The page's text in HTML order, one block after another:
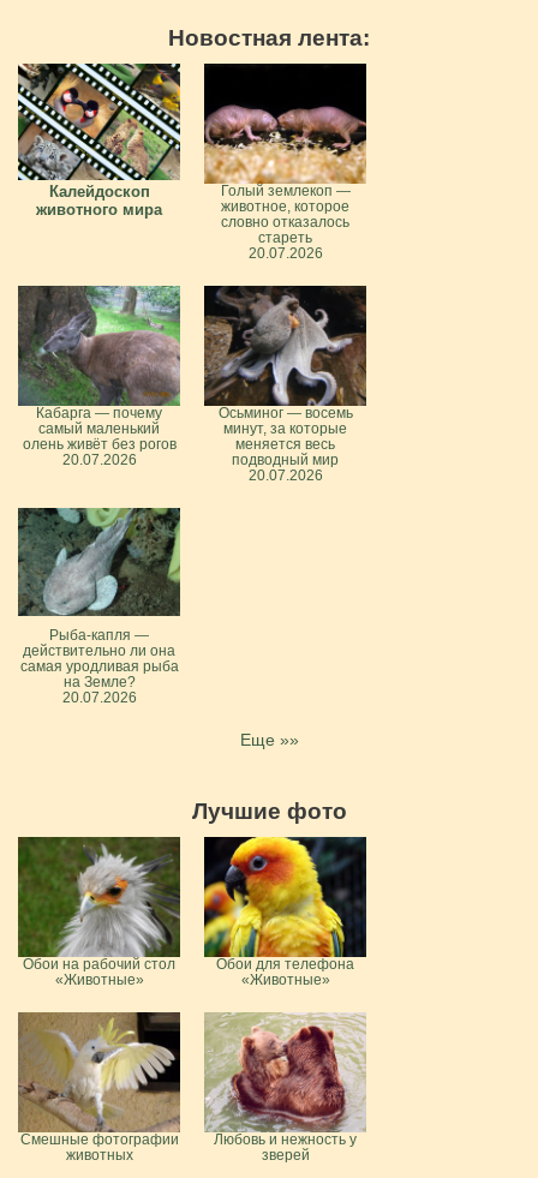
Новостная лента:
Калейдоскоп
животного мира
Голый землекоп —
животное, которое
словно отказалось
стареть
20.07.2026
Кабарга — почему
самый маленький
олень живёт без рогов
20.07.2026
Осьминог — восемь
минут, за которые
меняется весь
подводный мир
20.07.2026
Рыба-капля —
действительно ли она
самая уродливая рыба
на Земле?
20.07.2026
Еще »»
Лучшие фото
Обои на рабочий стол
«Животные»
Обои для телефона
«Животные»
Смешные фотографии
животных
Любовь и нежность у
зверей